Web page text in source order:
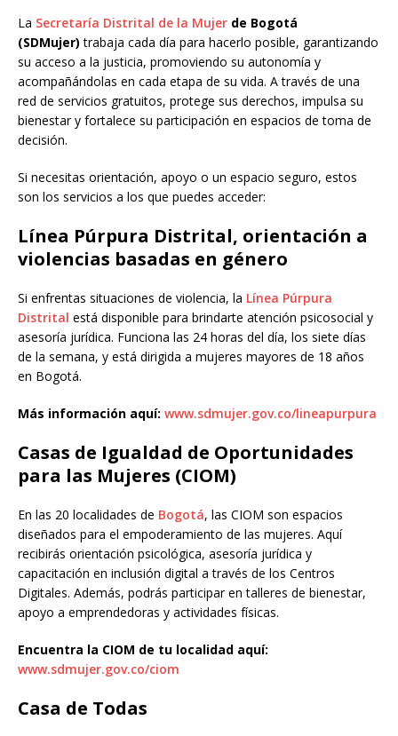
La Secretaría Distrital de la Mujer de Bogotá
(SDMujer) trabaja cada día para hacerlo posible, garantizando
su acceso a la justicia, promoviendo su autonomía y
acompañándolas en cada etapa de su vida. A través de una
red de servicios gratuitos, protege sus derechos, impulsa su
bienestar y fortalece su participación en espacios de toma de
decisión.
Si necesitas orientación, apoyo o un espacio seguro, estos
son los servicios a los que puedes acceder:
Línea Púrpura Distrital, orientación a
violencias basadas en género
Si enfrentas situaciones de violencia, la Línea Púrpura
Distrital está disponible para brindarte atención psicosocial y
asesoría jurídica. Funciona las 24 horas del día, los siete días
de la semana, y está dirigida a mujeres mayores de 18 años
en Bogotá.
Más información aquí: www.sdmujer.gov.co/lineapurpura
Casas de Igualdad de Oportunidades
para las Mujeres (CIOM)
En las 20 localidades de Bogotá, las CIOM son espacios
diseñados para el empoderamiento de las mujeres. Aquí
recibirás orientación psicológica, asesoría jurídica y
capacitación en inclusión digital a través de los Centros
Digitales. Además, podrás participar en talleres de bienestar,
apoyo a emprendedoras y actividades físicas.
Encuentra la CIOM de tu localidad aquí:
www.sdmujer.gov.co/ciom
Casa de Todas